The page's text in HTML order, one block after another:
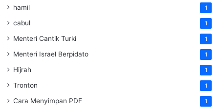
hamil 1
cabul 1
Menteri Cantik Turki 1
Menteri Israel Berpidato 1
Hijrah 1
Tronton 1
Cara Menyimpan PDF 1